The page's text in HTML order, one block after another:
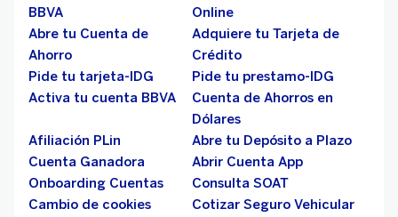
BBVA
Online
Abre tu Cuenta de
Ahorro
Adquiere tu Tarjeta de
Crédito
Pide tu tarjeta-IDG
Pide tu prestamo-IDG
Activa tu cuenta BBVA
Cuenta de Ahorros en
Dólares
Afiliación PLin
Abre tu Depósito a Plazo
Cuenta Ganadora
Abrir Cuenta App
Onboarding Cuentas
Consulta SOAT
Cambio de cookies
Cotizar Seguro Vehicular